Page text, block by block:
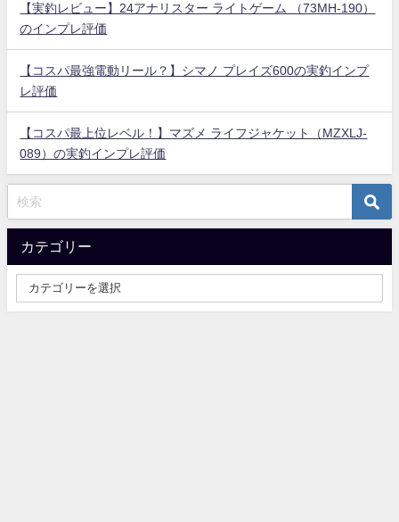
【実釣レビュー】24アナリスター ライトゲーム （73MH-190）
のインプレ評価
【コスパ最強電動リール？】シマノ プレイズ600の実釣インプ
レ評価
【コスパ最上位レベル！】マズメ ライフジャケット（MZXLJ-
089）の実釣インプレ評価
カテゴリー